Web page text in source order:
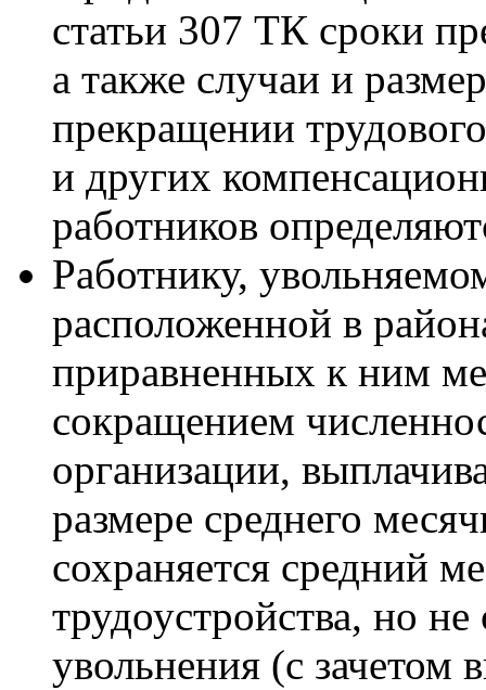
статьи 307 ТК сроки
а также случаи и
прекращении
и других
работников
Работнику,
расположенной в
приравненных к ним
сокращением
организации,
размере среднего
сохраняется средний
трудоустройства, но
увольнения (с зачетом